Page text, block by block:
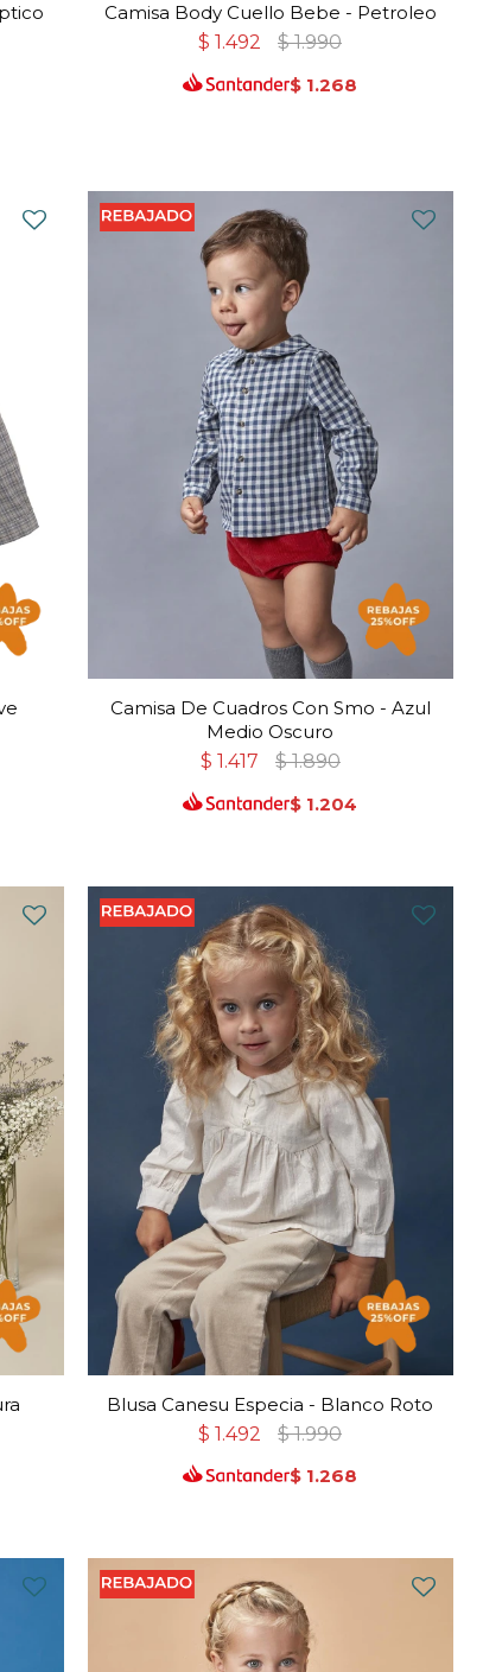
Camisa Body Cuello Bebe - Petroleo
$ 1.492 $ 1.990
$ 1.268
Camisa De Cuadros Con Smo - Azul
Medio Oscuro
$ 1.417 $ 1.890
$ 1.204
Blusa Canesu Especia - Blanco Roto
$ 1.492 $ 1.990
$ 1.268